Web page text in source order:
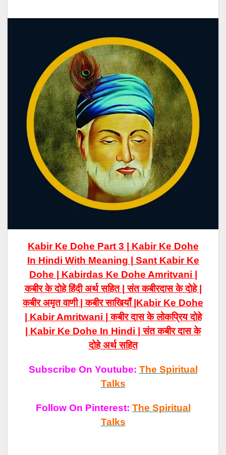
Kabir Ke Dohe Part 3 | Kabir Ke Dohe
In Hindi With Meaning | Sant Kabir Ke
Dohe | Kabirdas Ke Dohe Amritvani |
कबीर के दोहे हिंदी अर्थ सहित | संत कबीरदास के दोहे |
कबीर अमृत वाणी | कबीर साखियाँ |Kabir Ke Dohe
| Kabir Amritwani | कबीर दास के लोकप्रिय दोहे
| Kabir Ke Dohe In Hindi | संत कबीर दास के
दोहे अर्थ सहित
Subscribe On Youtube: The Spiritual
Talks
Follow On Pinterest: The Spiritual
Talks